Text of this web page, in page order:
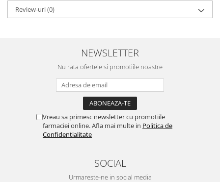
Review-uri(0)
NEWSLETTER
Nu rata ofertele si promotiile noastre
Vreau sa primesc newsletter cu promotiile
farmaciei online. Afla mai multe in Politica de
Confidentialitate
SOCIAL
Urmareste-ne in social media